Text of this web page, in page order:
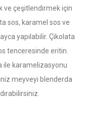
ve çeşitlendirmek için
sos, karamel sos ve
yapılabilir. Çikolata
tenceresinde eritin.
ile karamelizasyonu
meyveyi blenderda